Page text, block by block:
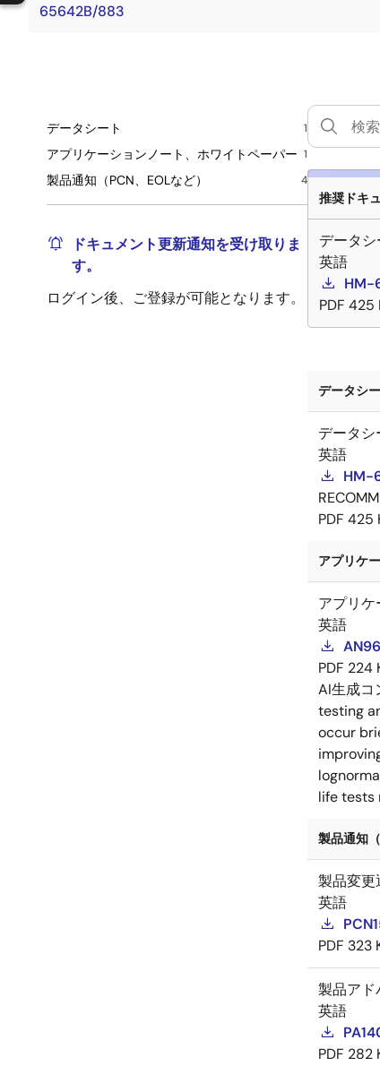
65642B/883
データシート 1
アプリケーションノート、ホワイトペーパー 1
製品通知（PCN、EOLなど） 4
ドキュメント更新通知を受け取りま
す。
ログイン後、ご登録が可能となります。
推奨ドキ
データシ
英語
HM-
PDF 425
データシ
データシ
英語
HM-
PDF 425
アプリケ
アプリケ
英語
PDF 224
AI生成コ
testing
occur
life tests
製品通知
製品変更
英語
PDF 323
製品アド
英語
PDF 282